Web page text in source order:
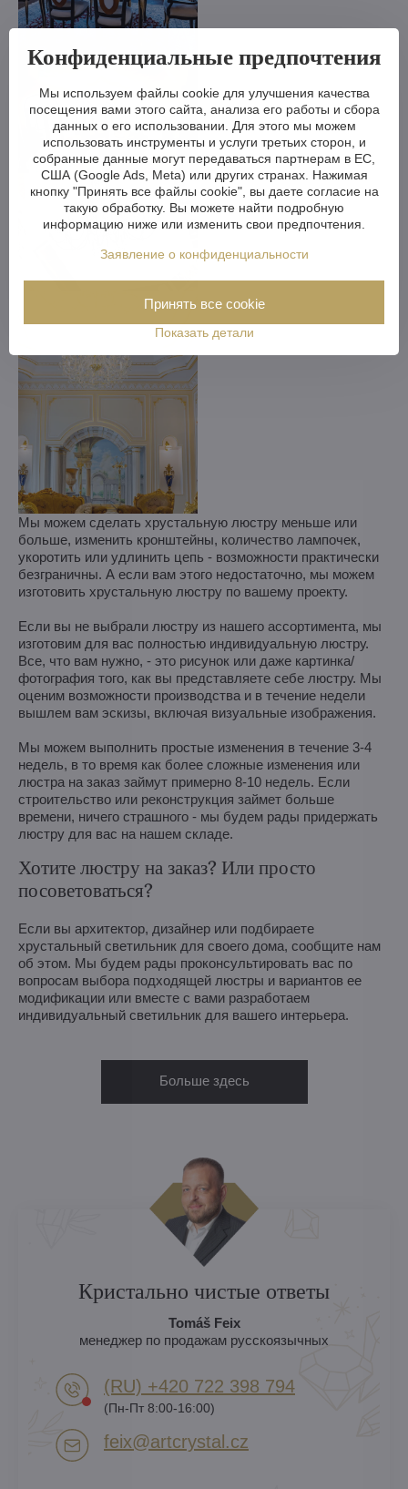
Мы можем сделать хрустальную люстру меньше или
больше, изменить кронштейны, количество лампочек,
укоротить или удлинить цепь - возможности практически
безграничны. А если вам этого недостаточно, мы можем
изготовить хрустальную люстру по вашему проекту.
Если вы не выбрали люстру из нашего ассортимента, мы
изготовим для вас полностью индивидуальную люстру.
Все, что вам нужно, - это рисунок или даже картинка/
фотография того, как вы представляете себе люстру. Мы
оценим возможности производства и в течение недели
вышлем вам эскизы, включая визуальные изображения.
Мы можем выполнить простые изменения в течение 3-4
недель, в то время как более сложные изменения или
люстра на заказ займут примерно 8-10 недель. Если
строительство или реконструкция займет больше
времени, ничего страшного - мы будем рады придержать
люстру для вас на нашем складе.
Хотите люстру на заказ? Или просто
посоветоваться?
Если вы архитектор, дизайнер или подбираете
хрустальный светильник для своего дома, сообщите нам
об этом. Мы будем рады проконсультировать вас по
вопросам выбора подходящей люстры и вариантов ее
модификации или вместе с вами разработаем
индивидуальный светильник для вашего интерьера.
Больше здесь
Кристально чистые ответы
Tomáš Feix
менеджер по продажам русскоязычных
(RU) +420 722 398 794​
(Пн-Пт 8:00-16:00)
feix​@artcrystal​.cz
Конфиденциальные предпочтения
Мы используем файлы cookie для улучшения качества
посещения вами этого сайта, анализа его работы и сбора
данных о его использовании. Для этого мы можем
использовать инструменты и услуги третьих сторон, и
собранные данные могут передаваться партнерам в ЕС,
США (Google Ads, Meta) или других странах. Нажимая
кнопку "Принять все файлы cookie", вы даете согласие на
такую обработку. Вы можете найти подробную
информацию ниже или изменить свои предпочтения.
Заявление о конфиденциальности
Показать детали
Принять все cookie